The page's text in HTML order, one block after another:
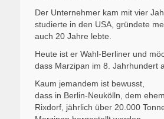
Der Unternehmer kam mit vier
studierte in den USA, gründete
auch 20 Jahre lebte.
Heute ist er Wahl-Berliner und
dass Marzipan im 8. Jahrhundert
Kaum jemandem ist bewusst,
dass in Berlin-Neukölln, dem
Rixdorf, jährlich über 20.000